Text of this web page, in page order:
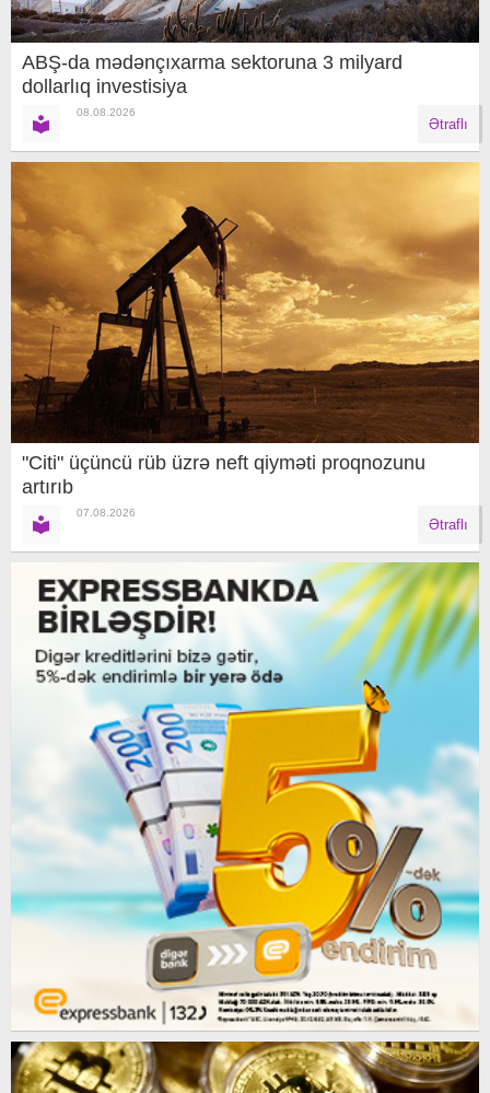
ABŞ-da mədənçıxarma sektoruna 3 milyard
dollarlıq investisiya
08.08.2026
Ətraflı
"Citi" üçüncü rüb üzrə neft qiyməti proqnozunu
artırıb
07.08.2026
Ətraflı